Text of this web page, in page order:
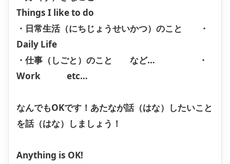
Things I like to do
・日常生活（にちじょうせいかつ）のこと ・
Daily Life
・仕事（しごと）のこと など… ・
Work etc…
なんでもOKです！あたなが話（はな）したいこと
を話（はな）しましょう！
Anything is OK!